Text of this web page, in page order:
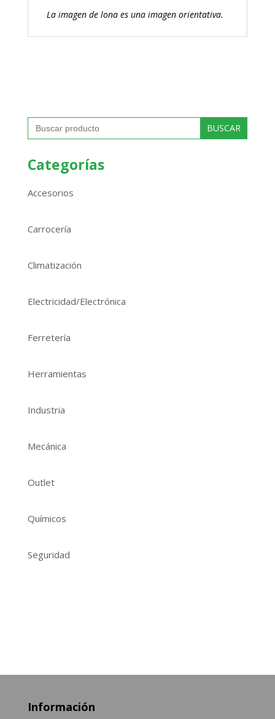
La imagen de lona es una imagen orientativa.
Buscar:
Categorías
Accesorios
Carrocería
Climatización
Electricidad/Electrónica
Ferretería
Herramientas
Industria
Mecánica
Outlet
Químicos
Seguridad
Información